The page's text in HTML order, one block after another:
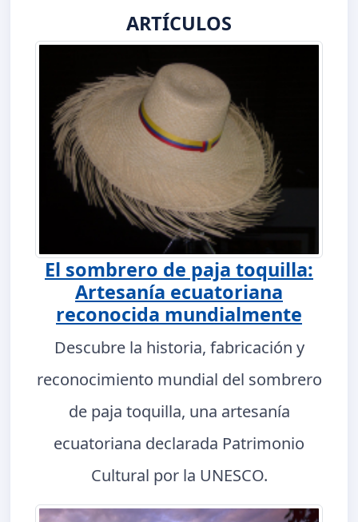
ARTÍCULOS
El sombrero de paja toquilla:
Artesanía ecuatoriana
reconocida mundialmente
Descubre la historia, fabricación y
reconocimiento mundial del sombrero
de paja toquilla, una artesanía
ecuatoriana declarada Patrimonio
Cultural por la UNESCO.